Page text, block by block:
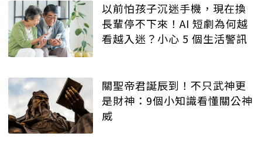
以前怕孩子沉迷手機，現在換
長輩停不下來！AI 短劇為何越
看越入迷？小心 5 個生活警訊
關聖帝君誕辰到！不只武神更
是財神：9個小知識看懂關公神
威